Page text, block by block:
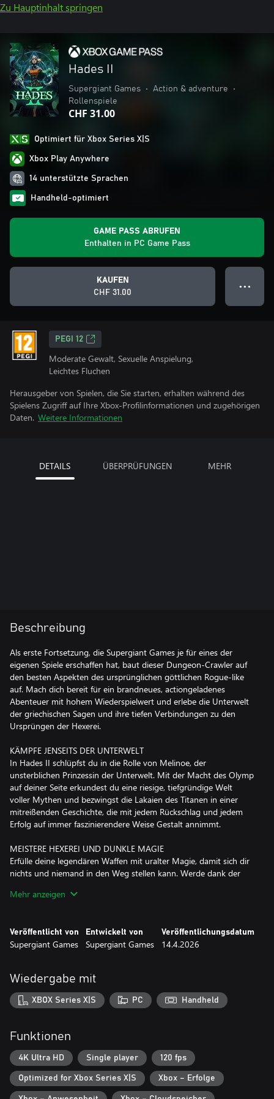
Zu Hauptinhalt springen
Hades II
Supergiant Games • Action & adventure
•
Rollenspiele
CHF 31.00
Optimiert für Xbox Series X|S
Xbox Play Anywhere
14 unterstützte Sprachen
Handheld-optimiert
GAME PASS ABRUFEN
Enthalten in PC Game Pass
KAUFEN
CHF 31.00
● ● ●
PEGI 12
Moderate Gewalt, Sexuelle Anspielung,
Leichtes Fluchen
Herausgeber von Spielen, die Sie starten, erhalten während des
Spielens Zugriff auf Ihre Xbox-Profilinformationen und zugehörigen
Daten. Weitere Informationen
DETAILS ÜBERPRÜFUNGEN MEHR
Beschreibung
Als erste Fortsetzung, die Supergiant Games je für eines der
eigenen Spiele erschaffen hat, baut dieser Dungeon-Crawler auf
den besten Aspekten des ursprünglichen göttlichen Rogue-like
auf. Mach dich bereit für ein brandneues, actiongeladenes
Abenteuer mit hohem Wiederspielwert und erlebe die Unterwelt
der griechischen Sagen und ihre tiefen Verbindungen zu den
Ursprüngen der Hexerei.
KÄMPFE JENSEITS DER UNTERWELT
In Hades II schlüpfst du in die Rolle von Melinoe, der
unsterblichen Prinzessin der Unterwelt. Mit der Macht des Olymp
auf deiner Seite erkundest du eine riesige, tiefgründige Welt
voller Mythen und bezwingst die Lakaien des Titanen in einer
mitreißenden Geschichte, die mit jedem Rückschlag und jedem
Erfolg auf immer faszinierendere Weise Gestalt annimmt.
MEISTERE HEXEREI UND DUNKLE MAGIE
Erfülle deine legendären Waffen mit uralter Magie, damit sich dir
nichts und niemand in den Weg stellen kann. Werde dank der
Götter des Olymp – von Apollon bis Zeus – noch mächtiger. Die
(NOCH MEHR) GÖTTER, GEISTER UND MONSTER
englischer Sprachausgabe kennen und triff dabei auf viele neue
Gesichter und auch einige alte Bekannte. Erfahre durch zahllose
neue Interaktionen mehr über sie und erlebe unzählige
einzigartige Story-Events, die sich je nach Verlauf deiner Reise
Neue Schauplätze, Herausforderungen, Upgrade-Systeme und
andere Überraschungen erwarten dich, während du dich immer
und immer wieder in die Tiefen der Unterwelt und ihre sich stetig
wandelnden Gefilde vorwagst. Enthülle die Geheimnisse des
Mehr anzeigen
Veröffentlicht von
Supergiant Games
Entwickelt von
Supergiant Games
Veröffentlichungsdatum
14.4.2026
Wiedergabe mit
XBOX Series X|S PC Handheld
Funktionen
4K Ultra HD Single player 120 fps
Optimized for Xbox Series X|S Xbox – Erfolge